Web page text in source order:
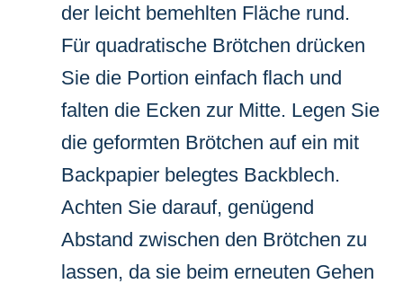
der leicht bemehlten Fläche rund.
Für quadratische Brötchen drücken
Sie die Portion einfach flach und
falten die Ecken zur Mitte. Legen Sie
die geformten Brötchen auf ein mit
Backpapier belegtes Backblech.
Achten Sie darauf, genügend
Abstand zwischen den Brötchen zu
lassen, da sie beim erneuten Gehen